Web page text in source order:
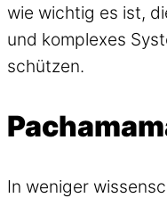
wie wichtig es ist,
und komplexes
schützen.
In weniger